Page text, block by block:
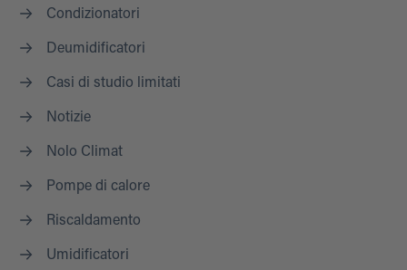
Condizionatori
Deumidificatori
Casi di studio limitati
Notizie
Nolo Climat
Pompe di calore
Riscaldamento
Umidificatori